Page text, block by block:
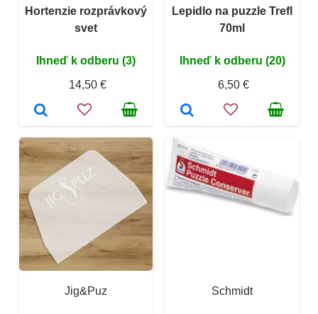
Hortenzie rozprávkový
svet
Ihneď k odberu (3)
14,50 €
Lepidlo na puzzle Trefl
70ml
Ihneď k odberu (20)
6,50 €
Jig&Puz Schmidt